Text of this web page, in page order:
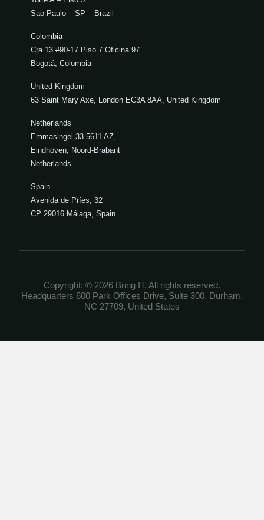
Sao Paulo – SP – Brazil
Colombia
Cra 13 #90-17 Piso 7 Oficina 97
Bogotá, Colombia
United Kingdom
63 Saint Mary Axe, London EC3A 8AA, United Kingdom
Netherlands
Emmasingel 33 5611 AZ,
Eindhoven, Noord-Brabant
Netherlands
Spain
Avenida de Príes, 32
CP 29016 Málaga, Spain
Copyright: © 2026 Bring IT, All rights reserved.
Headquarters 600 Park Offices Drive, Suite 300, Durham,
NC 27709, United States